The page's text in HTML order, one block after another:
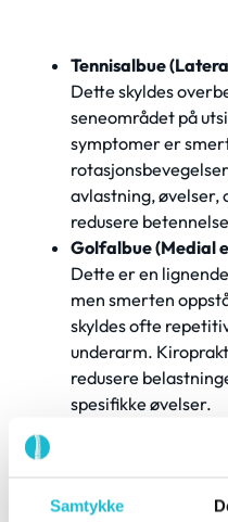
Samtykke
Tennisalbue
Dette skyldes
seneområdet på
symptomer er
avlastning, øvelser,
redusere
Golfalbue (Medial
Dette er en
men smerten
skyldes ofte
underarm.
redusere
spesifikke øvelser.
mot albuen. Disse